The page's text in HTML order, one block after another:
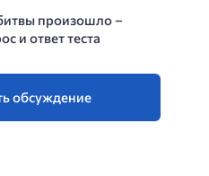
произошло –
и ответ теста
обсуждение